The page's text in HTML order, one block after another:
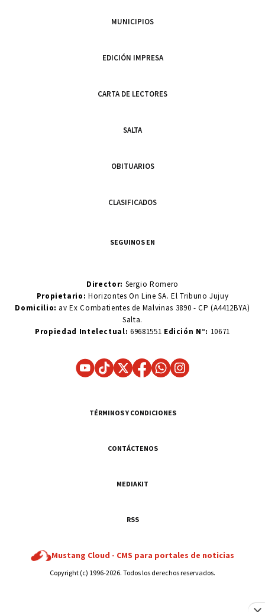
MUNICIPIOS
EDICIÓN IMPRESA
CARTA DE LECTORES
SALTA
OBITUARIOS
CLASIFICADOS
SEGUINOS EN
Director: Sergio Romero
Propietario:Horizontes On Line SA. El Tribuno Jujuy
Domicilio: av Ex Combatientes de Malvinas 3890 - CP (A4412BYA)
Salta.
Propiedad Intelectual: 69681551 Edición N°: 10671
TÉRMINOS Y CONDICIONES
CONTÁCTENOS
MEDIAKIT
RSS
Mustang Cloud - CMS para portales de noticias
Copyright (c) 1996-2026. Todos los derechos reservados.